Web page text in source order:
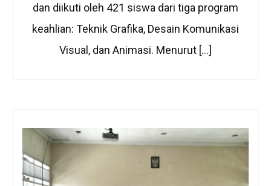
dan diikuti oleh 421 siswa dari tiga program
keahlian: Teknik Grafika, Desain Komunikasi
Visual, dan Animasi. Menurut […]